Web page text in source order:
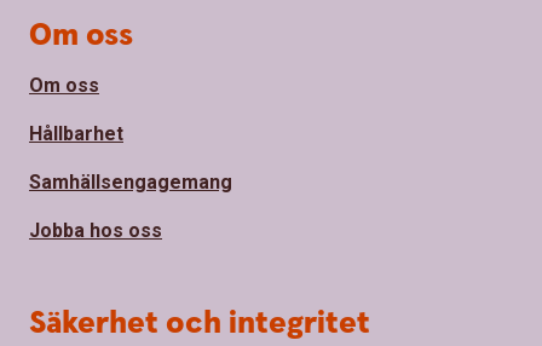
Om oss
Om oss
Hållbarhet
Samhällsengagemang
Jobba hos oss
Säkerhet och integritet